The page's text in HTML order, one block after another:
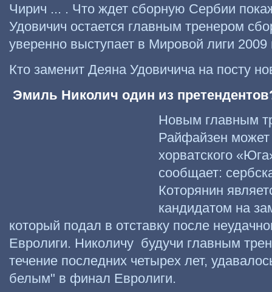
Чирич ... . Что ждет сборную Сербии
Удовичич остается главным тренером
уверенно выступает в Мировой лиги
Кто заменит Деяна Удовичича на посту
Эмиль Николич один из
Новым главным
Райфайзен
хорватского
сообщает:
Которянин
кандидатом на
который подал в отставку после
Евролиги. Николичу будучи главным
течение последних четырех лет,
белым" в финал Евролиги.